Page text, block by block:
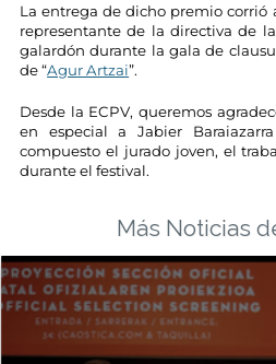
La entrega de dicho premio corrió
representante de la directiva de
galardón durante la gala de
de “Agur Artzai”.
Desde la ECPV, queremos
en especial a Jabier
compuesto el jurado joven, el
durante el festival.
Más Noticias